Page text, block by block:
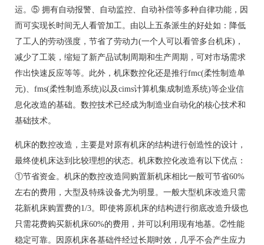
运。⑤ 拥有自动报警、自动监控、自动补偿等多种自律功能，因
而可实现长时间无人看管加工。由以上五条派生的好处如：降低
了工人的劳动强度，节省了劳动力(一个人可以看管多台机床)，
减少了工装，缩短了新产品试制周期和生产周期，可对市场需求
作出快速反应等等。此外，机床数控化还是推行fmc(柔性制造单
元)、fms(柔性制造系统)以及cims计算机集成制造系统)等企业信
息化改造的基础。数控技术已经成为制造业自动化的核心技术和
基础技术。
机床的数控改造，主要是对原有机床的结构进行创造性的设计，
最终使机床达到比较理想的状态。机床数控化改造有以下优点：
①节省资金。机床的数控改造同购置新机床相比一般可节省60%
左右的费用，大型及特殊设备尤为明显。一般大型机床改造只需
花新机床购置费的1/3。即使将原机床的结构进行彻底改造升级也
只需花费购买新机床60%的费用，并可以利用现有地基。②性能
稳定可靠。因原机床各基础件经过长期时效，几乎不会产生应力